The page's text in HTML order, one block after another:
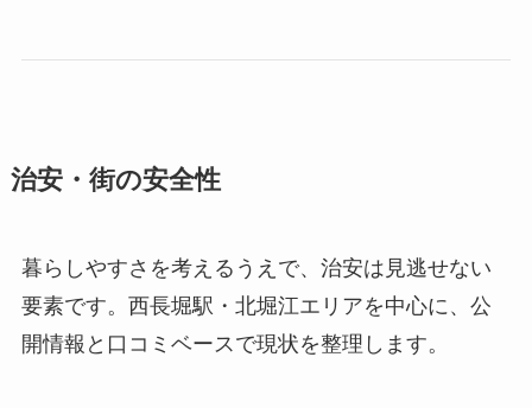
治安・街の安全性
暮らしやすさを考えるうえで、治安は見逃せない
要素です。西長堀駅・北堀江エリアを中心に、公
開情報と口コミベースで現状を整理します。